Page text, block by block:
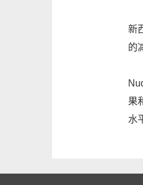
新
的
果
水